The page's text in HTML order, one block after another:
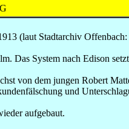
(laut Stadtarchiv
Das System nach Edison
von dem jungen Robert
und
aufgebaut.